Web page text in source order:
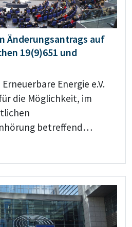
Änderungsantrags auf
19(9)651 und
Energie e.V.
die Möglichkeit, im
betreffend…